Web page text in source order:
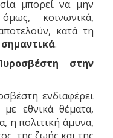
μπορεί να μην
κοινωνικά,
κατά τη
.
στην
ενδιαφέρει
εθνικά θέματα,
η πολιτική άμυνα,